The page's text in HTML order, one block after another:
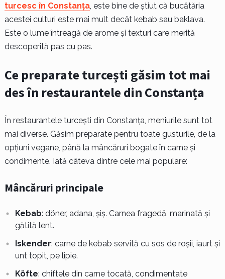
turcesc în Constanța, este bine de știut că bucătăria
acestei culturi este mai mult decât kebab sau baklava.
Este o lume întreagă de arome și texturi care merită
descoperită pas cu pas.
Ce preparate turcești găsim tot mai
des în restaurantele din Constanța
În restaurantele turcești din Constanța, meniurile sunt tot
mai diverse. Găsim preparate pentru toate gusturile, de la
opțiuni vegane, până la mâncăruri bogate în carne și
condimente. Iată câteva dintre cele mai populare:
Mâncăruri principale
Kebab: döner, adana, şiş. Carnea fragedă, marinată și
gătită lent.
Iskender: carne de kebab servită cu sos de roșii, iaurt și
unt topit, pe lipie.
Köfte: chiftele din carne tocată, condimentate